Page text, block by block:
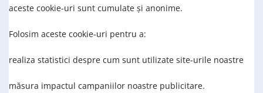
aceste cookie-uri sunt cumulate şi anonime.
Folosim aceste cookie-uri pentru a:
realiza statistici despre cum sunt utilizate site-urile noastre
măsura impactul campaniilor noastre publicitare.